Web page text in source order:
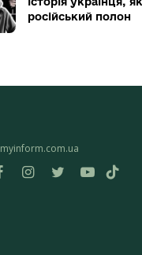
російський полон